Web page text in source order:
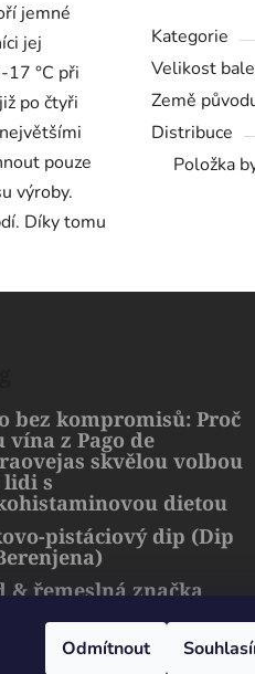
Odmítnout
jemné
jej
17 °C při
po čtyři
pouze
výroby.
Díky tomu
Kategorie
Velikost
Země
Distribuce
Položka
bez kompromisů: Proč
vína z Pago de
skvělou volbou
s
dietou
pistáciový dip (Dip
& řemeslná značka
přírody a luxusu